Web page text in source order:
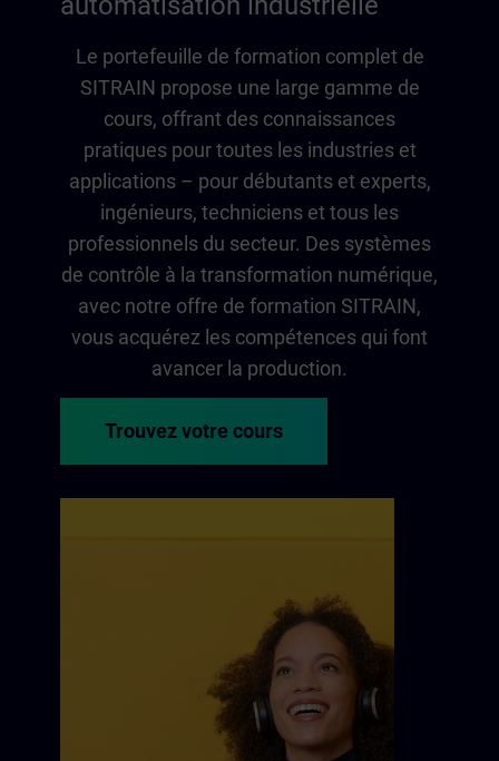
Le portefeuille de formation complet de
SITRAIN propose une large gamme de
cours, offrant des connaissances
pratiques pour toutes les industries et
applications – pour débutants et experts,
ingénieurs, techniciens et tous les
professionnels du secteur. Des systèmes
de contrôle à la transformation numérique,
avec notre offre de formation SITRAIN,
vous acquérez les compétences qui font
avancer la production.
Trouvez votre cours